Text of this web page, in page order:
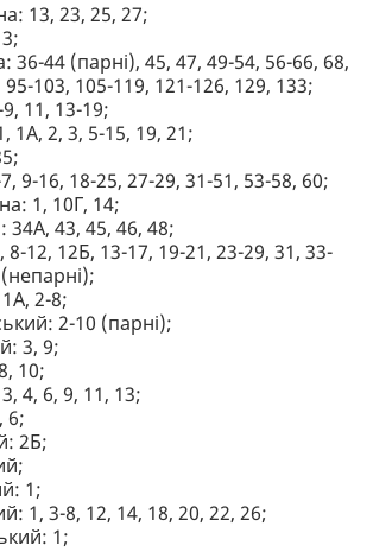
13, 23, 25, 27;
36-44 (парні), 45, 47, 49-54, 56-66, 68,
103, 105-119, 121-126, 129, 133;
11, 13-19;
1А, 2, 3, 5-15, 19, 21;
9-16, 18-25, 27-29, 31-51, 53-58, 60;
1, 10Г, 14;
34А, 43, 45, 46, 48;
12, 12Б, 13-17, 19-21, 23-29, 31, 33-
2-8;
2-10 (парні);
3, 9;
10;
4, 6, 9, 11, 13;
6;
2Б;
1;
1, 3-8, 12, 14, 18, 20, 22, 26;
1;